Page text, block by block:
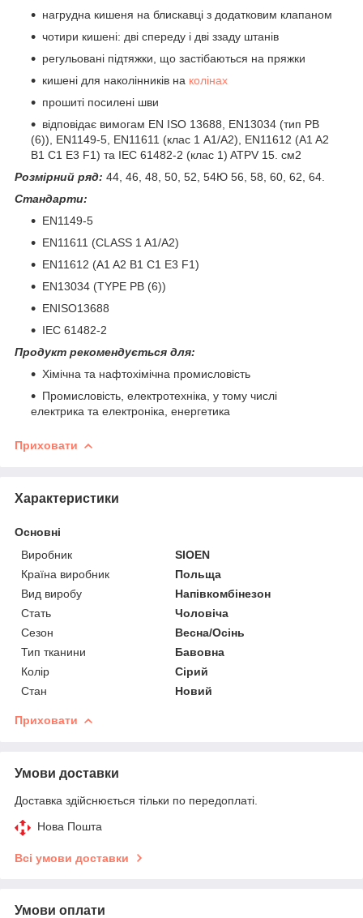
нагрудна кишеня на блискавці з додатковим клапаном
чотири кишені: дві спереду і дві ззаду штанів
регульовані підтяжки, що застібаються на пряжки
кишені для наколінників на колінах
прошиті посилені шви
відповідає вимогам EN ISO 13688, EN13034 (тип PB
(6)), EN1149-5, EN11611 (клас 1 A1/A2), EN11612 (A1 A2
B1 C1 E3 F1) та IEC 61482-2 (клас 1) ATPV 15. см2
Розмірний ряд: 44, 46, 48, 50, 52, 54Ю 56, 58, 60, 62, 64.
Стандарти:
EN1149-5
EN11611 (CLASS 1 A1/A2)
EN11612 (A1 A2 B1 C1 E3 F1)
EN13034 (TYPE PB (6))
ENISO13688
IEC 61482-2
Продукт рекомендується для:
Хімічна та нафтохімічна промисловість
Промисловість, електротехніка, у тому числі
електрика та електроніка, енергетика
Приховати
Характеристики
Основні
Виробник
SIOEN
Країна виробник
Польща
Вид виробу
Напівкомбінезон
Стать
Чоловіча
Сезон
Весна/Осінь
Тип тканини
Бавовна
Колір
Сірий
Стан
Новий
Приховати
Умови доставки
Доставка здійснюється тільки по передоплаті.
Нова Пошта
Всі умови доставки
Умови оплати